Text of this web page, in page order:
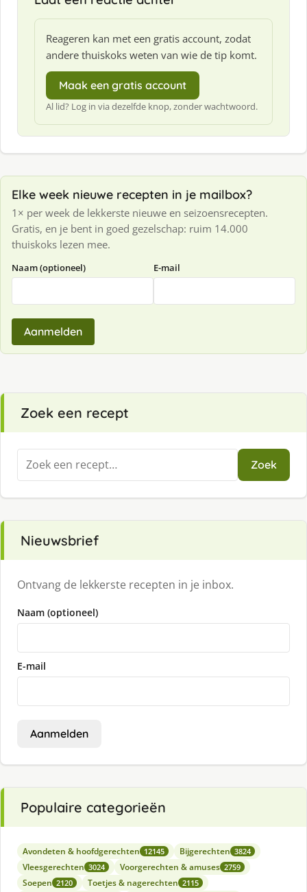
Reageren kan met een gratis account, zodat
andere thuiskoks weten van wie de tip komt.
Maak een gratis account
Al lid? Log in via dezelfde knop, zonder wachtwoord.
Elke week nieuwe recepten in je mailbox?
1× per week de lekkerste nieuwe en seizoensrecepten.
Gratis, en je bent in goed gezelschap: ruim 14.000
thuiskoks lezen mee.
Naam (optioneel) E-mail
Aanmelden
Zoek een recept
Zoeken
naar:
Zoek
Nieuwsbrief
Ontvang de lekkerste recepten in je inbox.
Naam (optioneel)
E-mail
Aanmelden
Populaire categorieën
Avondeten & hoofdgerechten 12145 Bijgerechten 3824
Vleesgerechten 3024 Voorgerechten & amuses 2759
Soepen 2120 Toetjes & nagerechten 2115